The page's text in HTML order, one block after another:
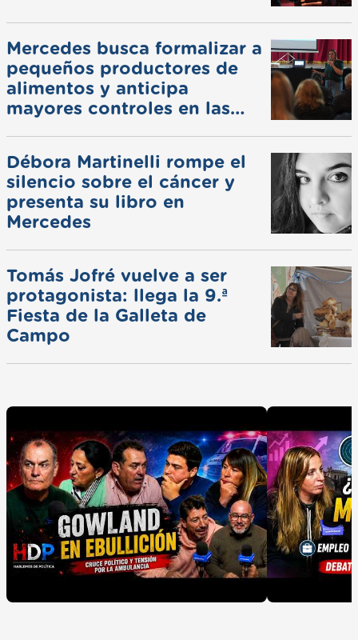
Mercedes busca formalizar a
pequeños productores de
alimentos y anticipa
mayores controles en las
Débora Martinelli rompe el
silencio sobre el cáncer y
presenta su libro en
Mercedes
Tomás Jofré vuelve a ser
protagonista: llega la 9.ª
Fiesta de la Galleta de
Campo